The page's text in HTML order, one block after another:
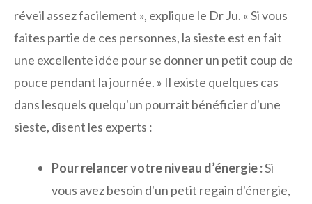
réveil assez facilement », explique le Dr Ju. « Si vous
faites partie de ces personnes, la sieste est en fait
une excellente idée pour se donner un petit coup de
pouce pendant la journée. » Il existe quelques cas
dans lesquels quelqu'un pourrait bénéficier d'une
sieste, disent les experts :
Pour relancer votre niveau d’énergie :Si
vous avez besoin d'un petit regain d'énergie,